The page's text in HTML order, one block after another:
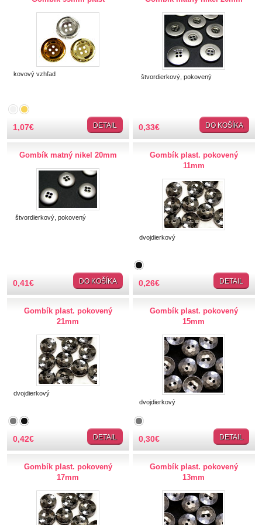
Gombíky ozdobné
Krajčírske potreby
Krajky
Látky-metráž
Lemovky
Nášivky a Nažehlovačky
Perie, pierka, perá
Polotovary
Popruhy
SLOVAKIA
Spony a zapínania
Strapce
Stuhy
Svadba, sväté prijímanie
kovový vzhľad
1,07€ DETAIL
štvordierkový, pokovený
0,33€ DO KOŠÍKA
Gombík matný nikel 20mm
štvordierkový, pokovený
0,41€ DO KOŠÍKA
Gombík plast. pokovený
11mm
dvojdierkový
0,26€ DETAIL
Gombík plast. pokovený
21mm
dvojdierkový
0,42€ DETAIL
Gombík plast. pokovený
15mm
dvojdierkový
0,30€ DETAIL
Gombík plast. pokovený
17mm
Gombík plast. pokovený
13mm